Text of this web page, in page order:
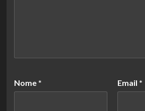
Nome * Email *